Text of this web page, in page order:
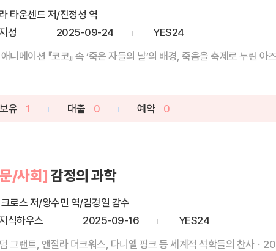
타운센드 저/진정성 역
성
2025-09-24
YES24
니메이션 『코코』 속 ‘죽은 자들의 날’의 배경, 죽음을 축제로 누린
보유 1 대출 0 예약 0
/사회] 감정의 과학
로스 저/왕수민 역/김경일 감수
식하우스
2025-09-16
YES24
그랜트, 앤절라 더크워스, 다니엘 핑크 등 세계적 석학들의 찬사ㆍ